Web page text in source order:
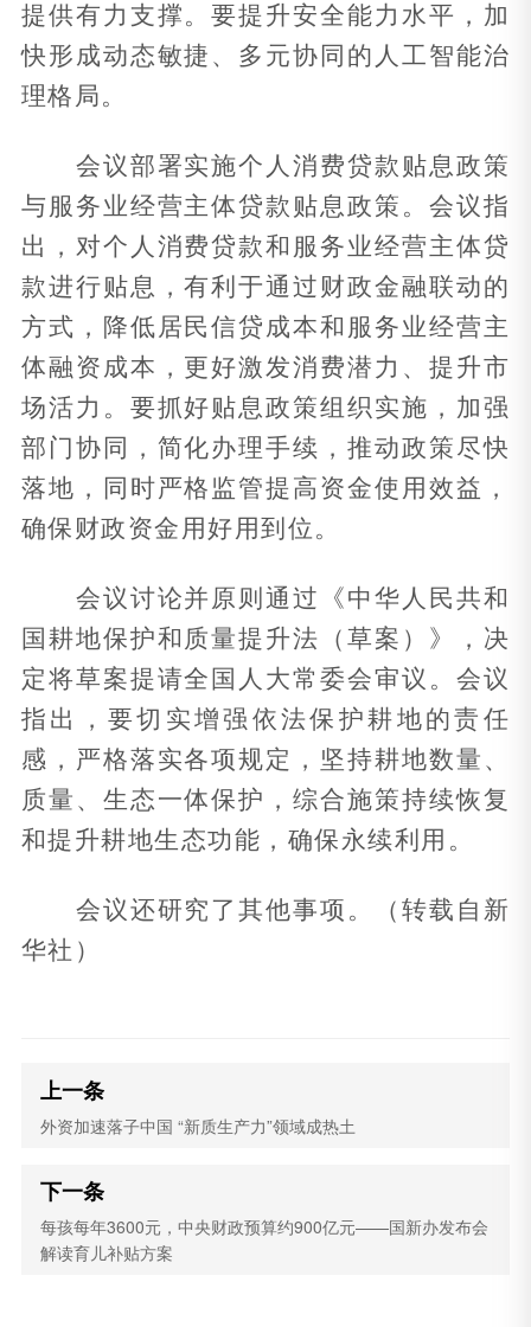
提供有力支撑。要提升安全能力水平，加
快形成动态敏捷、多元协同的人工智能治
理格局。
会议部署实施个人消费贷款贴息政策
与服务业经营主体贷款贴息政策。会议指
出，对个人消费贷款和服务业经营主体贷
款进行贴息，有利于通过财政金融联动的
方式，降低居民信贷成本和服务业经营主
体融资成本，更好激发消费潜力、提升市
场活力。要抓好贴息政策组织实施，加强
部门协同，简化办理手续，推动政策尽快
落地，同时严格监管提高资金使用效益，
确保财政资金用好用到位。
会议讨论并原则通过《中华人民共和
国耕地保护和质量提升法（草案）》，决
定将草案提请全国人大常委会审议。会议
指出，要切实增强依法保护耕地的责任
感，严格落实各项规定，坚持耕地数量、
质量、生态一体保护，综合施策持续恢复
和提升耕地生态功能，确保永续利用。
会议还研究了其他事项。（转载自新
华社）
上一条
外资加速落子中国 “新质生产力”领域成热土
下一条
每孩每年3600元，中央财政预算约900亿元——国新办发布会
解读育儿补贴方案